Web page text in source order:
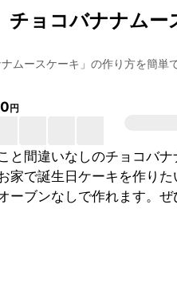
ョコバナナムー
ムースケーキ 」の作り方を簡単
円
と間違いなしのチョコバ
家で誕生日ケーキを作り
ーブンなしで作れます。